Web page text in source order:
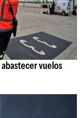
vuelos